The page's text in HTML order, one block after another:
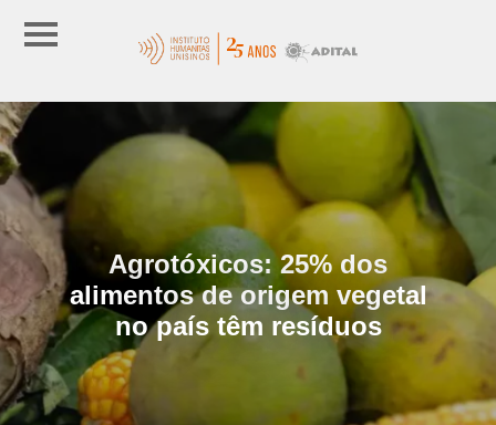
Agrotóxicos: 25% dos
alimentos de origem vegetal
no país têm resíduos